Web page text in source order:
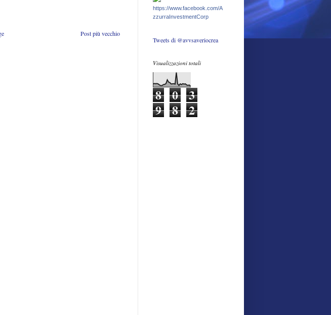
Post più vecchio
https://www.facebook.com/A
zzurraInvestmentCorp
Tweets di @avvsaveriocrea
Visualizzazioni totali
8 0 3
9 8 2